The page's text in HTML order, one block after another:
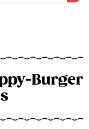
Burger